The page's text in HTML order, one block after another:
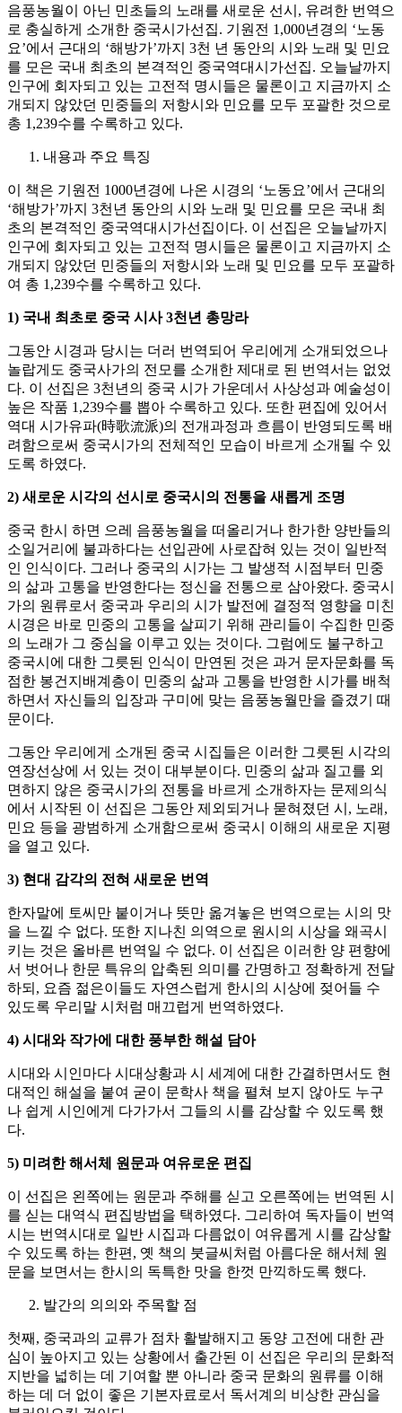
음풍농월이 아닌 민초들의 노래를 새로운 선시, 유려한 번역으
로 충실하게 소개한 중국시가선집. 기원전 1,000년경의 ‘노동
요’에서 근대의 ‘해방가’까지 3천 년 동안의 시와 노래 및 민요
를 모은 국내 최초의 본격적인 중국역대시가선집. 오늘날까지
인구에 회자되고 있는 고전적 명시들은 물론이고 지금까지 소
개되지 않았던 민중들의 저항시와 민요를 모두 포괄한 것으로
총 1,239수를 수록하고 있다.
내용과 주요 특징
이 책은 기원전 1000년경에 나온 시경의 ‘노동요’에서 근대의
‘해방가’까지 3천년 동안의 시와 노래 및 민요를 모은 국내 최
초의 본격적인 중국역대시가선집이다. 이 선집은 오늘날까지
인구에 회자되고 있는 고전적 명시들은 물론이고 지금까지 소
개되지 않았던 민중들의 저항시와 노래 및 민요를 모두 포괄하
여 총 1,239수를 수록하고 있다.
1) 국내 최초로 중국 시사3천년 총망라
그동안 시경과 당시는 더러 번역되어 우리에게 소개되었으나
놀랍게도 중국사가의 전모를 소개한 제대로 된 번역서는 없었
다. 이 선집은 3천년의 중국 시가 가운데서 사상성과 예술성이
높은 작품 1,239수를 뽑아 수록하고 있다. 또한 편집에 있어서
역대 시가유파(時歌流派)의 전개과정과 흐름이 반영되도록 배
려함으로써 중국시가의 전체적인 모습이 바르게 소개될 수 있
도록 하였다.
2) 새로운 시각의 선시로 중국시의 전통을 새롭게 조명
중국 한시 하면 으레 음풍농월을 떠올리거나 한가한 양반들의
소일거리에 불과하다는 선입관에 사로잡혀 있는 것이 일반적
인 인식이다. 그러나 중국의 시가는 그 발생적 시점부터 민중
의 삶과 고통을 반영한다는 정신을 전통으로 삼아왔다. 중국시
가의 원류로서 중국과 우리의 시가 발전에 결정적 영향을 미친
시경은 바로 민중의 고통을 살피기 위해 관리들이 수집한 민중
의 노래가 그 중심을 이루고 있는 것이다. 그럼에도 불구하고
중국시에 대한 그릇된 인식이 만연된 것은 과거 문자문화를 독
점한 봉건지배계층이 민중의 삶과 고통을 반영한 시가를 배척
하면서 자신들의 입장과 구미에 맞는 음풍농월만을 즐겼기 때
문이다.
그동안 우리에게 소개된 중국 시집들은 이러한 그릇된 시각의
연장선상에 서 있는 것이 대부분이다. 민중의 삶과 질고를 외
면하지 않은 중국시가의 전통을 바르게 소개하자는 문제의식
에서 시작된 이 선집은 그동안 제외되거나 묻혀졌던 시, 노래,
민요 등을 광범하게 소개함으로써 중국시 이해의 새로운 지평
을 열고 있다.
3) 현대 감각의 전혀 새로운 번역
한자말에 토씨만 붙이거나 뜻만 옮겨놓은 번역으로는 시의 맛
을 느낄 수 없다. 또한 지나친 의역으로 원시의 시상을 왜곡시
키는 것은 올바른 번역일 수 없다. 이 선집은 이러한 양 편향에
서 벗어나 한문 특유의 압축된 의미를 간명하고 정확하게 전달
하되, 요즘 젊은이들도 자연스럽게 한시의 시상에 젖어들 수
있도록 우리말 시처럼 매끄럽게 번역하였다.
4) 시대와 작가에 대한 풍부한 해설 담아
시대와 시인마다 시대상황과 시 세계에 대한 간결하면서도 현
대적인 해설을 붙여 굳이 문학사 책을 펼쳐 보지 않아도 누구
나 쉽게 시인에게 다가가서 그들의 시를 감상할 수 있도록 했
다.
5) 미려한 해서체 원문과 여유로운 편집
이 선집은 왼쪽에는 원문과 주해를 싣고 오른쪽에는 번역된 시
를 싣는 대역식 편집방법을 택하였다. 그리하여 독자들이 번역
시는 번역시대로 일반 시집과 다름없이 여유롭게 시를 감상할
수 있도록 하는 한편, 옛 책의 붓글씨처럼 아름다운 해서체 원
문을 보면서는 한시의 독특한 맛을 한껏 만끽하도록 했다.
발간의 의의와 주목할 점
첫째, 중국과의 교류가 점차 활발해지고 동양 고전에 대한 관
심이 높아지고 있는 상황에서 출간된 이 선집은 우리의 문화적
지반을 넓히는 데 기여할 뿐 아니라 중국 문화의 원류를 이해
하는 데 더 없이 좋은 기본자료로서 독서계의 비상한 관심을